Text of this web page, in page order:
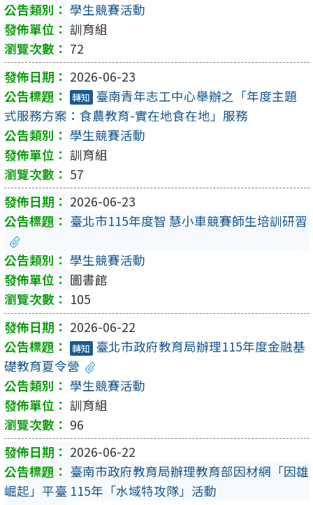
學生競賽活動
訓育組
72
2026-06-23
轉知 臺南青年志工中心舉辦之「年度主題
式服務方案：食農教育-實在地食在地」服務
學生競賽活動
訓育組
57
2026-06-23
臺北市115年度智 慧小車競賽師生培訓研習
學生競賽活動
圖書館
105
2026-06-22
轉知 臺北市政府教育局辦理115年度金融基
礎教育夏令營
學生競賽活動
訓育組
96
2026-06-22
臺南市政府教育局辦理教育部因材網「因雄
崛起」平臺 115年「水域特攻隊」活動